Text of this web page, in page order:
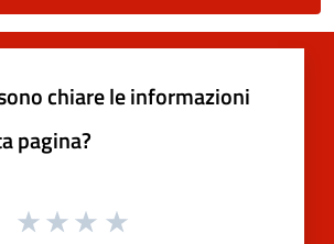
chiare le informazioni
pagina?